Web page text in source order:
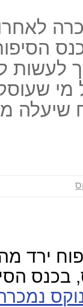
לעשות
מי
ירד
בכנס